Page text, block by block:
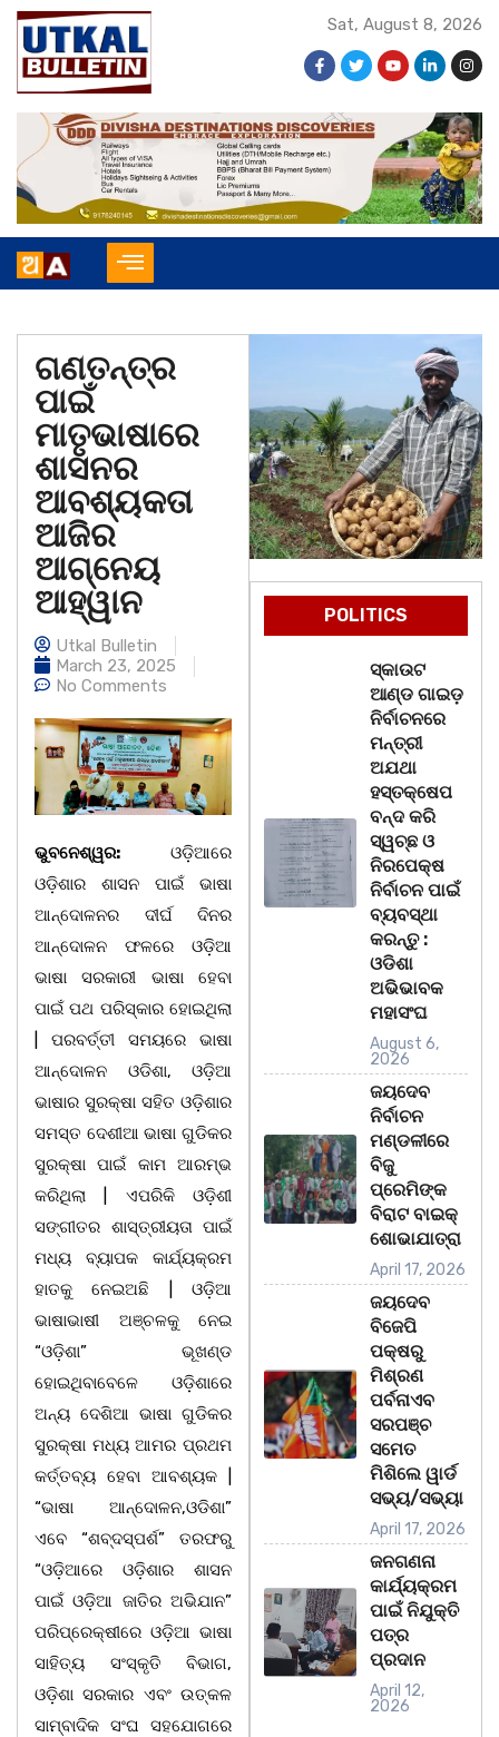
Sat, August 8, 2026
ଗଣତନ୍ତ୍ର
ପାଇଁ
ମାତୃଭାଷାରେ
ଶାସନର
ଆବଶ୍ୟକତା
ଆଜିର
ଆଗ୍ନେୟ
ଆହ୍ୱାନ
Utkal Bulletin
March 23, 2025
No Comments
ଭୁବନେଶ୍ୱର: ଓଡ଼ିଆରେ
ଓଡ଼ିଶାର ଶାସନ ପାଇଁ ଭାଷା
ଆନ୍ଦୋଳନର ଦୀର୍ଘ ଦିନର
ଆନ୍ଦୋଳନ ଫଳରେ ଓଡ଼ିଆ
ଭାଷା ସରକାରୀ ଭାଷା ହେବା
ପାଇଁ ପଥ ପରିସ୍କାର ହୋଇଥିଲା
| ପରବର୍ତ୍ତୀ ସମୟରେ ଭାଷା
ଆନ୍ଦୋଳନ ଓଡିଶା, ଓଡ଼ିଆ
ଭାଷାର ସୁରକ୍ଷା ସହିତ ଓଡ଼ିଶାର
ସମସ୍ତ ଦେଶୀଆ ଭାଷା ଗୁଡିକର
ସୁରକ୍ଷା ପାଇଁ କାମ ଆରମ୍ଭ
କରିଥିଲା | ଏପରିକି ଓଡ଼ିଶୀ
ସଙ୍ଗୀତର ଶାସ୍ତ୍ରୀୟତା ପାଇଁ
ମଧ୍ୟ ବ୍ୟାପକ କାର୍ଯ୍ୟକ୍ରମ
ହାତକୁ ନେଇଅଛି | ଓଡ଼ିଆ
ଭାଷାଭାଷୀ ଅଞ୍ଚଳକୁ ନେଇ
“ଓଡ଼ିଶା” ଭୂଖଣ୍ଡ
ହୋଇଥିବାବେଳେ ଓଡ଼ିଶାରେ
ଅନ୍ୟ ଦେଶିଆ ଭାଷା ଗୁଡିକର
ସୁରକ୍ଷା ମଧ୍ୟ ଆମର ପ୍ରଥମ
କର୍ତ୍ତବ୍ୟ ହେବା ଆବଶ୍ୟକ |
“ଭାଷା ଆନ୍ଦୋଳନ,ଓଡିଶା”
ଏବେ “ଶବ୍ଦସ୍ପର୍ଶ” ତରଫରୁ
“ଓଡ଼ିଆରେ ଓଡ଼ିଶାର ଶାସନ
ପାଇଁ ଓଡ଼ିଆ ଜାତିର ଅଭିଯାନ”
ପରିପ୍ରେକ୍ଷୀରେ ଓଡ଼ିଆ ଭାଷା
ସାହିତ୍ୟ ସଂସ୍କୃତି ବିଭାଗ,
ଓଡ଼ିଶା ସରକାର ଏବଂ ଉତ୍କଳ
ସାମ୍ବାଦିକ ସଂଘ ସହଯୋଗରେ
POLITICS
ସ୍କାଉଟ
ଆଣ୍ଡ ଗାଇଡ଼
ନିର୍ବାଚନରେ
ମନ୍ତ୍ରୀ
ଅଯଥା
ହସ୍ତକ୍ଷେପ
ବନ୍ଦ କରି
ସ୍ୱଚ୍ଛ ଓ
ନିରପେକ୍ଷ
ନିର୍ବାଚନ ପାଇଁ
ବ୍ୟବସ୍ଥା
କରନ୍ତୁ :
ଓଡିଶା
ଅଭିଭାବକ
ମହାସଂଘ
August 6,
2026
ଜୟଦେବ
ନିର୍ବାଚନ
ମଣ୍ଡଳୀରେ
ବିଜୁ
ପ୍ରେମିଙ୍କ
ବିରାଟ ବାଇକ୍
ଶୋଭାଯାତ୍ରା
April 17, 2026
ଜୟଦେବ
ବିଜେପି
ପକ୍ଷରୁ
ମିଶ୍ରଣ
ପର୍ବନାଏବ
ସରପଞ୍ଚ
ସମେତ
ମିଶିଲେ ୱାର୍ଡ
ସଭ୍ୟ/ସଭ୍ୟା
April 17, 2026
ଜନଗଣନା
କାର୍ଯ୍ୟକ୍ରମ
ପାଇଁ ନିଯୁକ୍ତି
ପତ୍ର
ପ୍ରଦାନ
April 12,
2026